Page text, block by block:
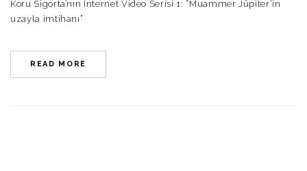
Koru Sigorta’nın İnternet Video Serisi 1: “Muammer Jüpiter’in
uzayla imtihanı”
READ MORE